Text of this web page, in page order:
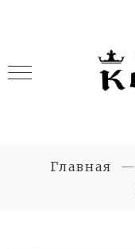
Главная